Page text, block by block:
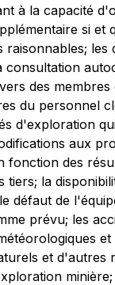
à la capacité
si et
raisonnables; les
consultation
des
du personnel
d'exploration
aux
fonction des
tiers; la
défaut de
prévu; les
et d'autres